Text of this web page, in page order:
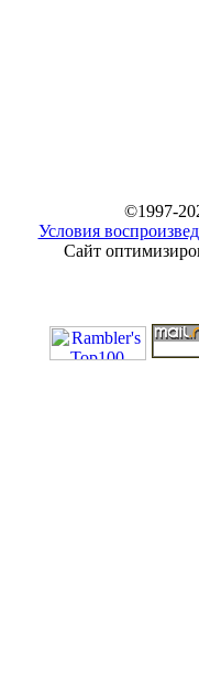
©1997-
Условия
Сайт